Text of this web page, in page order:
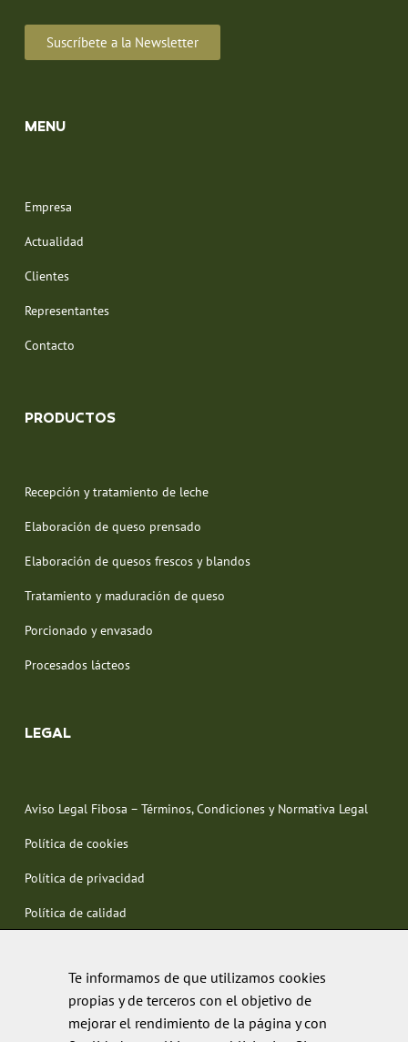
Suscríbete a la Newsletter
MENU
Empresa
Actualidad
Clientes
Representantes
Contacto
PRODUCTOS
Recepción y tratamiento de leche
Elaboración de queso prensado
Elaboración de quesos frescos y blandos
Tratamiento y maduración de queso
Porcionado y envasado
Procesados lácteos
LEGAL
Aviso Legal Fibosa – Términos, Condiciones y Normativa Legal
Política de cookies
Política de privacidad
Política de calidad
Te informamos de que utilizamos cookies
propias y de terceros con el objetivo de
mejorar el rendimiento de la página y con